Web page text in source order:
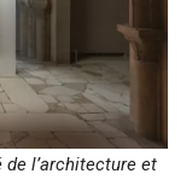
de l’architecture et